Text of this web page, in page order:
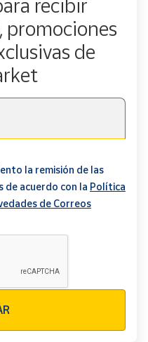
recibir
promociones
de
la remisión de las
de acuerdo con la Política
de Correos